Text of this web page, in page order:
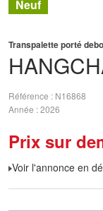
Transpalette porté
Référence
N16868
Année 2026
Prix sur
Voir l'annonce en
Neuf